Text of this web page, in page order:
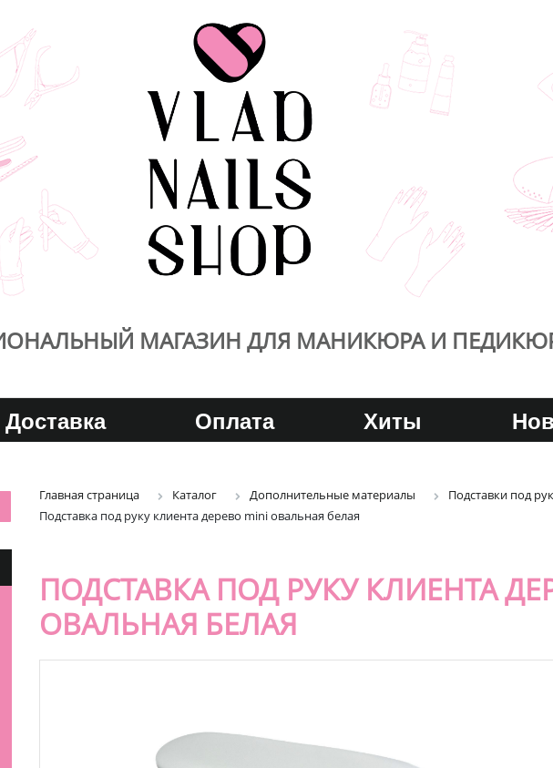
МАГАЗИН ДЛЯ МАНИКЮРА И
Доставка Оплата Хиты
Главная страница Каталог Дополнительные материалы
Подставки под
Подставка под руку клиента дерево mini овальная белая
ПОДСТАВКА ПОД РУКУ КЛИЕНТА
ОВАЛЬНАЯ БЕЛАЯ